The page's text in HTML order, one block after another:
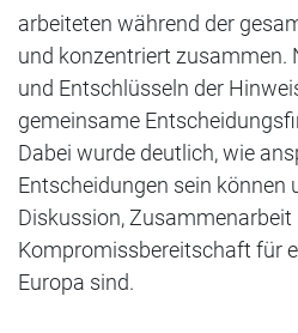
arbeiteten während der
und konzentriert zusammen.
und Entschlüsseln der
gemeinsame
Dabei wurde deutlich, wie
Entscheidungen sein können
Diskussion, Zusammenarbeit
Kompromissbereitschaft für
Europa sind.